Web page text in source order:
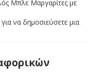
Μπλε Μαργαρίτες με
για να δημοσιεύσετε μια